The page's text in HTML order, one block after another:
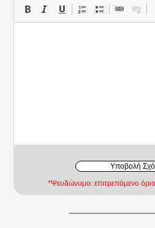
Υποβολή
*Ψευδώνυμο: επιτρεπόμενο όριο